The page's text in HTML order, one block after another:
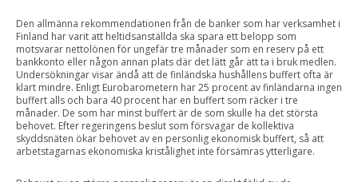
Den allmänna rekommendationen från de banker som har verksamhet i
Finland har varit att heltidsanställda ska spara ett belopp som
motsvarar nettolönen för ungefär tre månader som en reserv på ett
bankkonto eller någon annan plats där det lätt går att ta i bruk medlen.
Undersökningar visar ändå att de finländska hushållens buffert ofta är
klart mindre. Enligt Eurobarometern har 25 procent av finländarna ingen
buffert alls och bara 40 procent har en buffert som räcker i tre
månader. De som har minst buffert är de som skulle ha det största
behovet. Efter regeringens beslut som försvagar de kollektiva
skyddsnäten ökar behovet av en personlig ekonomisk buffert, så att
arbetstagarnas ekonomiska kristålighet inte försämras ytterligare.